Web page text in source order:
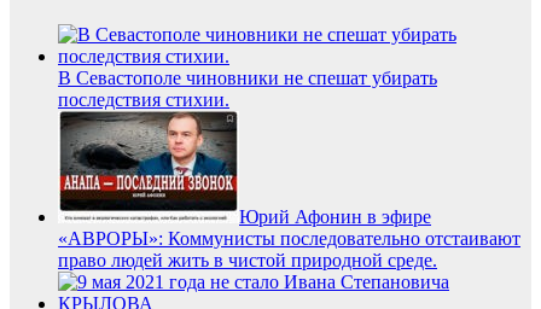
В Севастополе чиновники не спешат убирать
последствия стихии.
Юрий Афонин в эфире
«АВРОРЫ»: Коммунисты последовательно отстаивают
право людей жить в чистой природной среде.